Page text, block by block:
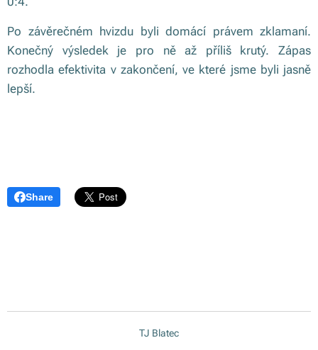
Po závěrečném hvizdu byli domácí právem zklamaní.
Konečný výsledek je pro ně až příliš krutý. Zápas
rozhodla efektivita v zakončení, ve které jsme byli jasně
lepší.
Share
TJ Blatec